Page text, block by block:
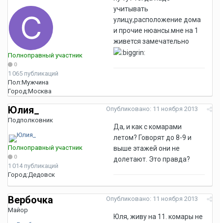
Полноправный участник
0
1 065 публикаций
Пол:Мужчина
Город:Москва
учитывать
улицу,расположение дома
и прочие нюансы.мне на 1
живется замечательно
Юлия_
Подполковник
Полноправный участник
0
1 014 публикаций
Город:Дедовск
Опубликовано: 11 ноября 2013
Да, и как с комарами
летом? Говорят до 8-9 и
выше этажей они не
долетают. Это правда?
Вербочка
Майор
Опубликовано: 11 ноября 2013
Юля, живу на 11. комары не